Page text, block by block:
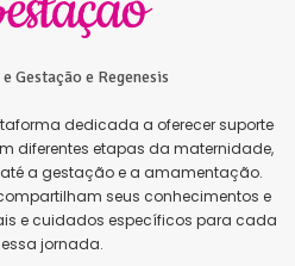
Gestação e Regenesis
dedicada a oferecer suporte
diferentes etapas da maternidade,
a gestação e a amamentação.
seus conhecimentos e
e cuidados específicos para cada
jornada.